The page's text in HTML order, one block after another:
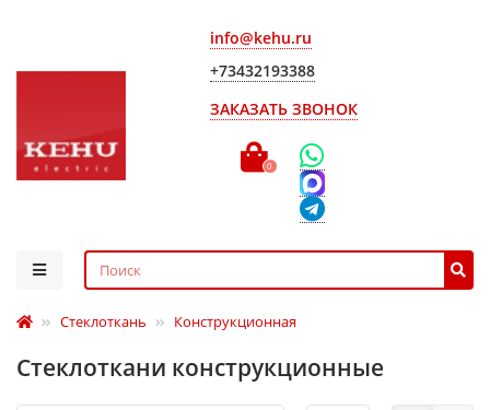
info@kehu.ru
+73432193388
ЗАКАЗАТЬ ЗВОНОК
0
Стеклоткань Конструкционная
Стеклоткани конструкционные